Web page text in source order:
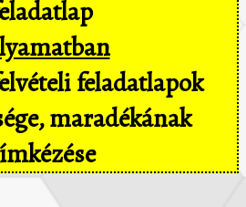
feladatlapok
maradékának